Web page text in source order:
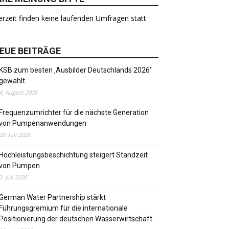
finden keine laufenden Umfragen statt
BEITRÄGE
KSB zum besten ‚Ausbilder Deutschlands 2026‘
4. August 2026
Frequenzumrichter für die nächste Generation
Pumpenanwendungen
20. Juli 2026
Hochleistungsbeschichtung steigert Standzeit
Pumpen
2. Juli 2026
Water Partnership stärkt
Führungsgremium für die internationale
Positionierung der deutschen Wasserwirtschaft